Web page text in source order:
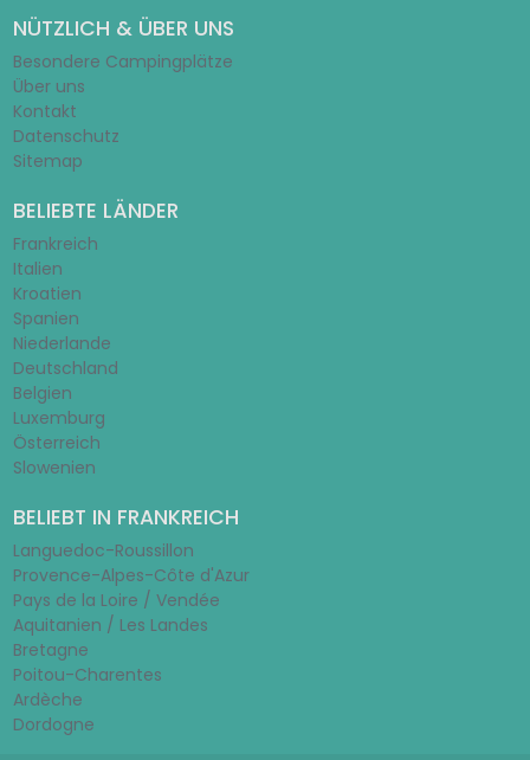
NÜTZLICH & ÜBER UNS
Besondere Campingplätze
Über uns
Kontakt
Datenschutz
Sitemap
BELIEBTE LÄNDER
Frankreich
Italien
Kroatien
Spanien
Niederlande
Deutschland
Belgien
Luxemburg
Österreich
Slowenien
BELIEBT IN FRANKREICH
Languedoc-Roussillon
Provence-Alpes-Côte d'Azur
Pays de la Loire / Vendée
Aquitanien / Les Landes
Bretagne
Poitou-Charentes
Ardèche
Dordogne